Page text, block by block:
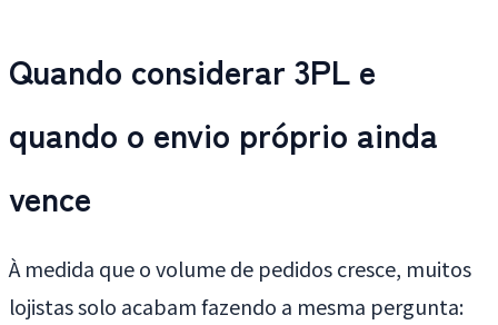
Quando considerar 3PL e
quando o envio próprio ainda
vence
À medida que o volume de pedidos cresce, muitos
lojistas solo acabam fazendo a mesma pergunta: